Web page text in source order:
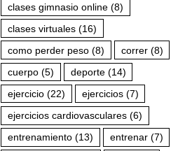
clases gimnasio online(8)
clases virtuales(16)
como perder peso(8) correr(8)
cuerpo(5) deporte(14)
ejercicio(22) ejercicios(7)
ejercicios cardiovasculares(6)
entrenamiento(13) entrenar(7)